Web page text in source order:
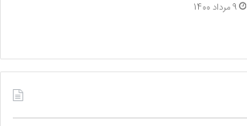
9 مرداد 1400